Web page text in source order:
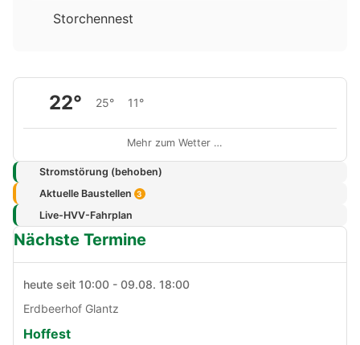
Storchennest
22° 25° 11°
Mehr zum Wetter …
Stromstörung (behoben)
Aktuelle Baustellen 3
Live-HVV-Fahrplan
Nächste Termine
heute seit 10:00 - 09.08. 18:00
Erdbeerhof Glantz
Hoffest